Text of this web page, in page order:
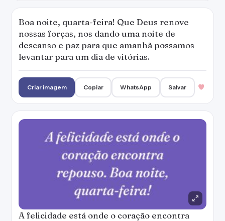
Boa noite, quarta-feira! Que Deus renove
nossas forças, nos dando uma noite de
descanso e paz para que amanhã possamos
levantar para um dia de vitórias.
Criar imagem Copiar WhatsApp Salvar
A felicidade está onde o coração encontra